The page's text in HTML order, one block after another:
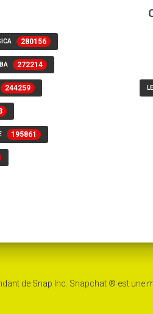
280156
272214
244259
195861
de Snap Inc. Snapchat ® est une